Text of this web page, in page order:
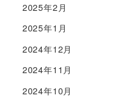
2025年2月
2025年1月
2024年12月
2024年11月
2024年10月